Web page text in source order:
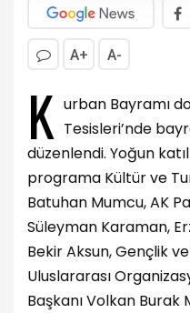
A+ A-
K urban Bayramı
Tesisleri’nde
düzenlendi. Yoğun
programa Kültür ve
Batuhan Mumcu, AK
Süleyman Karaman,
Bekir Aksun, Gençlik
Uluslararası
Başkanı Volkan